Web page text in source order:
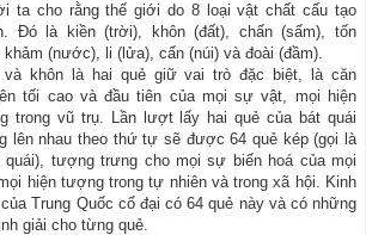
ta cho rằng thế giới do 8 loại vật chất cấu tạo
Đó là kiền (trời), khôn (đất), chấn (sấm), tốn
khảm (nước), li (lửa), cấn (núi) và đoài (đầm).
và khôn là hai quẻ giữ vai trò đặc biệt, là căn
tối cao và đầu tiên của mọi sự vật, mọi hiện
trong vũ trụ. Lần lượt lấy hai quẻ của bát quái
lên nhau theo thứ tự sẽ được 64 quẻ kép (gọi là
quái), tượng trưng cho mọi sự biến hoá của mọi
hiện tượng trong tự nhiên và trong xã hội. Kinh
của Trung Quốc cổ đại có 64 quẻ này và có những
giải cho từng quẻ.